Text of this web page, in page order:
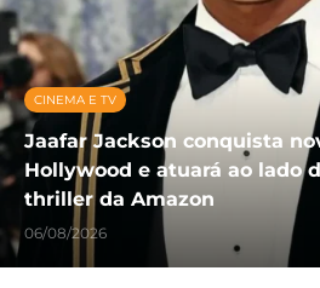
CINEMA E TV
Jaafar Jackson conquista
Hollywood e atuará ao lado
thriller da Amazon
06/08/2026